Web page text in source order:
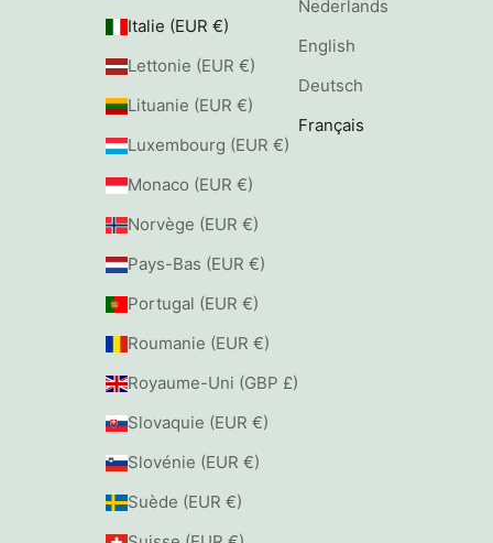
Italie (EUR €)
Lettonie (EUR €)
Lituanie (EUR €)
Luxembourg (EUR €)
Monaco (EUR €)
Norvège (EUR €)
Pays-Bas (EUR €)
Portugal (EUR €)
Roumanie (EUR €)
Royaume-Uni (GBP £)
Slovaquie (EUR €)
Slovénie (EUR €)
Suède (EUR €)
Nederlands
English
Deutsch
Français